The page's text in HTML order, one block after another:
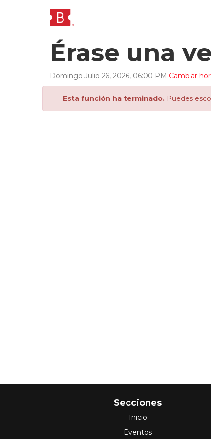
Érase una
Domingo Julio 26, 2026, 06:00 PM Cambiar
Esta función ha terminado. Puedes
Secciones
Inicio
Eventos